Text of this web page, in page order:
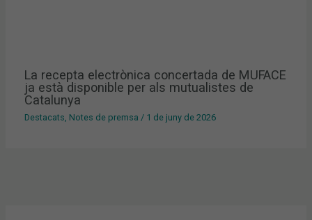
La recepta electrònica concertada de MUFACE
ja està disponible per als mutualistes de
Catalunya
Destacats, Notes de premsa / 1 de juny de 2026